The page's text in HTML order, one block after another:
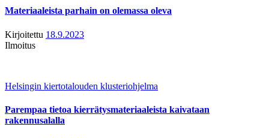
Materiaaleista parhain on olemassa oleva
Kirjoitettu 18.9.2023
Ilmoitus
Helsingin kiertotalouden klusteriohjelma
Parempaa tietoa kierrätysmateriaaleista kaivataan
rakennusalalla